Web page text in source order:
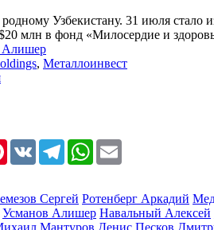
Узбекистану. 31 июля
млн в фонд «Милосердие и
Алишер
, Металлоинвест
Pinterest
VK TelegramWhatsApp
Сергей Ротенберг Аркадий
Усманов Алишер Навальный Алексей